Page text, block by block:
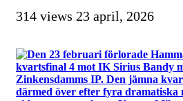
314 views 23 april, 2026